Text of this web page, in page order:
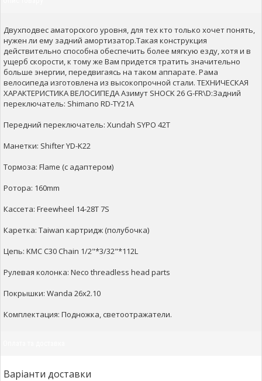
Двухподвес аматорского уровня, для тех кто только хочет понять,
нужен ли ему задний амортизатор.Такая конструкция
действительно способна обеспечить более мягкую езду, хотя и в
ущерб скорости, к тому же Вам придется тратить значительно
больше энергии, передвигаясь на таком аппарате. Рама
велосипеда изготовлена из высокопрочной стали. ТЕХНИЧЕСКАЯ
ХАРАКТЕРИСТИКА ВЕЛОСИПЕДА Азимут SHOCK 26 G-FR\D:Задний
переключатель: Shimano RD-TY21A
Передний переключатель: Xundah SYPO 42T
Манетки: Shifter YD-K22
Тормоза: Flame (с адаптером)
Ротора: 160mm
Кассета: Freewheel 14-28T 7S
Каретка: Taiwan картридж (полубочка)
Цепь: KMC C30 Chain 1/2"*3/32"*112L
Рулевая колонка: Neco threadless head parts
Покрышки: Wanda 26х2.10
Комплектация: Подножка, светоотражатели.
Варіанти доставки